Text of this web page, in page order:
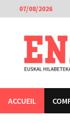
Passer
au
contenu
07/08/2026
ACCUEIL